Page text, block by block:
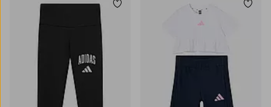
Tilføj til favoritter
152